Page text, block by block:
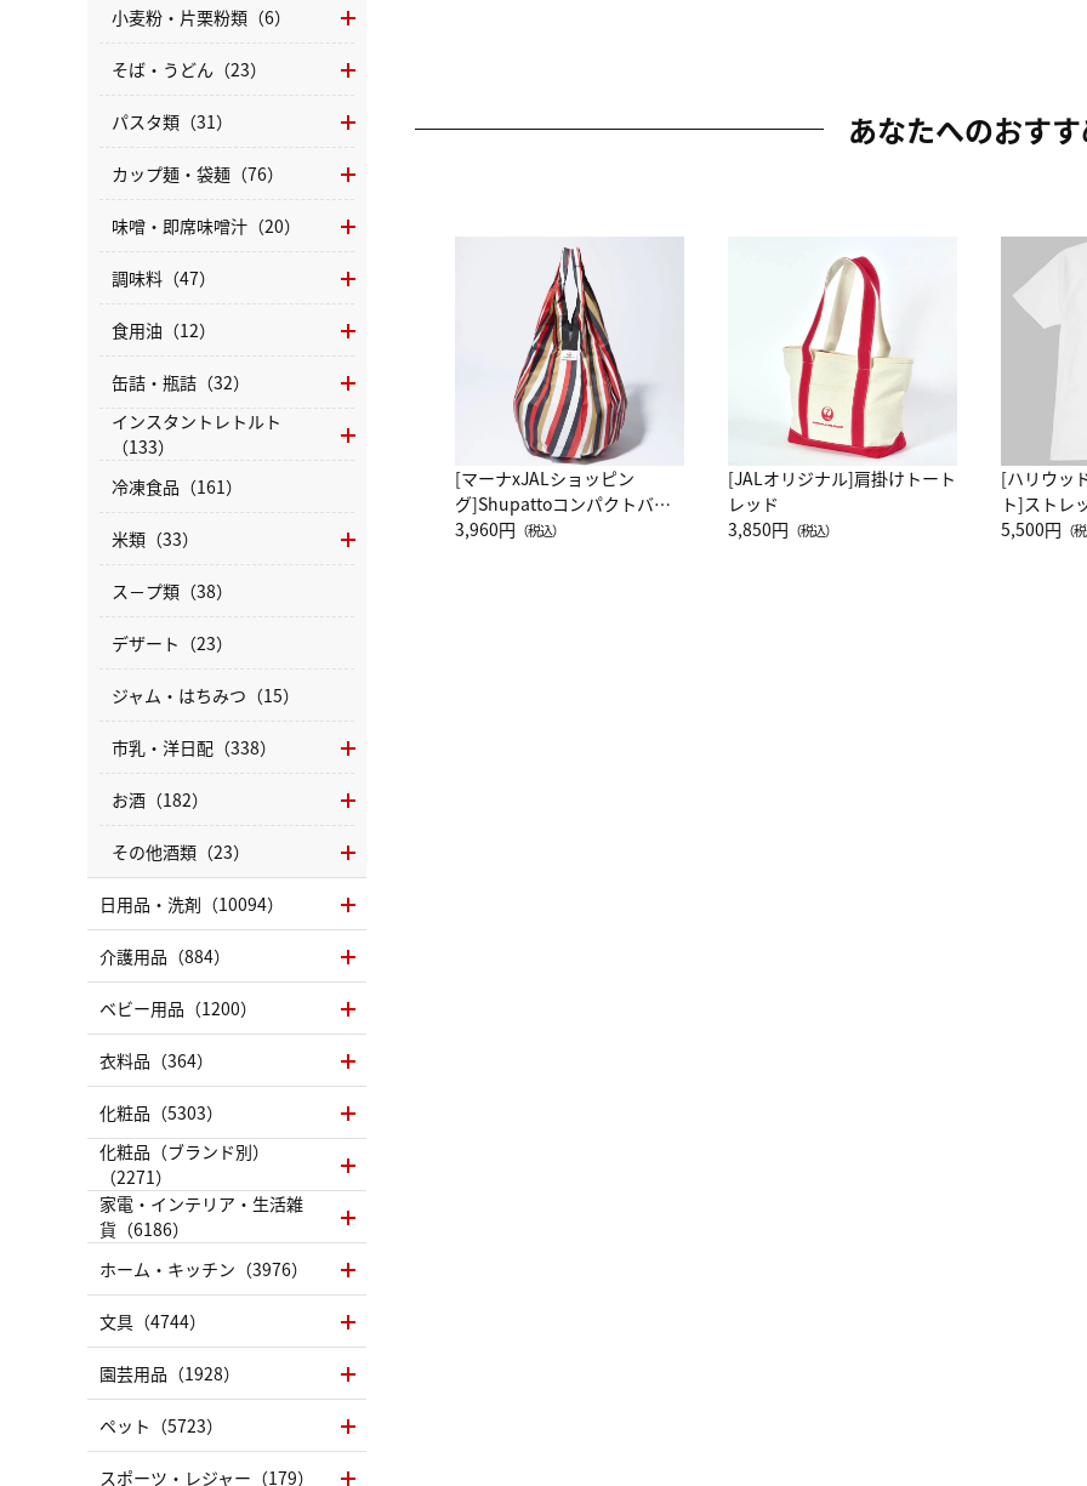
あなたへのおす
[マーナxJALショッピン
グ]Shupattoコンパクトバッ
グ Drop JAL客室乗務員
3,960円 （税込）
[JALオリジナル]肩掛けトート
レッド
3,850円 （税込）
[ハリウッ
ト]ストレ
ーネック別
5,500円 （
小麦粉・片栗粉類（6）
そば・うどん（23）
パスタ類（31）
カップ麺・袋麺（76）
味噌・即席味噌汁（20）
調味料（47）
食用油（12）
缶詰・瓶詰（32）
インスタントレトルト
（133）
冷凍食品（161）
米類（33）
ス－プ類（38）
デザート（23）
ジャム・はちみつ（15）
市乳・洋日配（338）
お酒（182）
その他酒類（23）
日用品・洗剤（10094）
介護用品（884）
ベビー用品（1200）
衣料品（364）
化粧品（5303）
化粧品（ブランド別）
（2271）
家電・インテリア・生活雑
貨（6186）
ホーム・キッチン（3976）
文具（4744）
園芸用品（1928）
ペット（5723）
スポーツ・レジャー（179）